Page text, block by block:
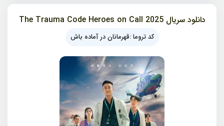
دانلود سریال 2025 The Trauma Code Heroes on Call
کد تروما :قهرمانان در آماده باش